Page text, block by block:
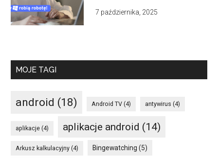
7 października, 2025
MOJE TAGI
android (18) Android TV (4) antywirus (4)
aplikacje (4) aplikacje android (14)
Arkusz kalkulacyjny (4) Bingewatching (5)